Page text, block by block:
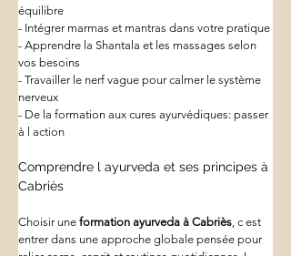
équilibre
- Intégrer marmas et mantras dans votre pratique
- Apprendre la Shantala et les massages selon
vos besoins
- Travailler le nerf vague pour calmer le système
nerveux
- De la formation aux cures ayurvédiques: passer
à l action
Comprendre l ayurveda et ses principes à
Cabriès
Choisir une formation ayurveda à Cabriès, c est
entrer dans une approche globale pensée pour